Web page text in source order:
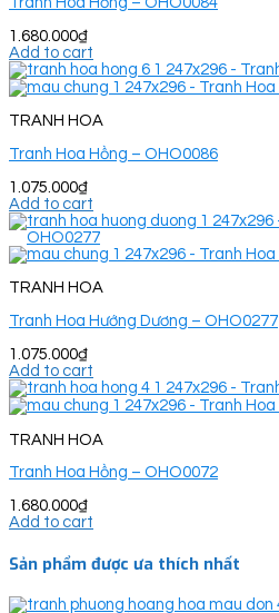
1.680.000₫
Add to cart
TRANH HOA
Tranh Hoa Hồng – OHO0086
1.075.000₫
Add to cart
TRANH HOA
Tranh Hoa Hướng Dương – OHO0277
1.075.000₫
Add to cart
TRANH HOA
Tranh Hoa Hồng – OHO0072
1.680.000₫
Add to cart
Sản phẩm được ưa thích nhất